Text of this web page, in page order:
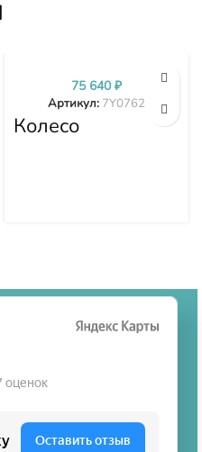
Колесо
направляющее
Артикул: 7Y0762
75 640₽